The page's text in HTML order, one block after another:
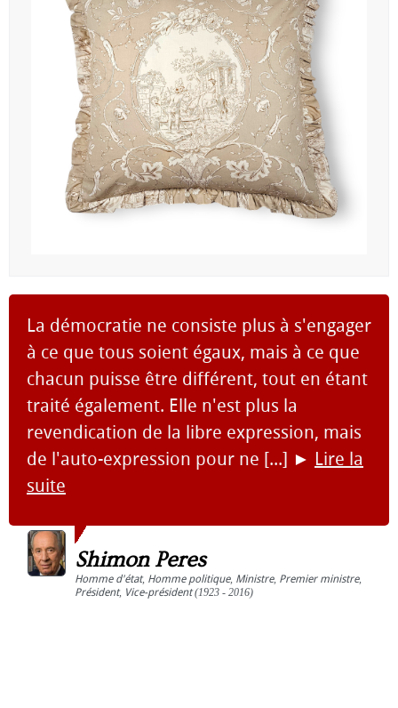
La démocratie ne consiste plus à s'engager
à ce que tous soient égaux, mais à ce que
chacun puisse être différent, tout en étant
traité également. Elle n'est plus la
revendication de la libre expression, mais
de l'auto-expression pour ne [...] ► Lire la
suite
Shimon Peres
Homme d'état, Homme politique, Ministre, Premier ministre,
Président, Vice-président(1923 - 2016)